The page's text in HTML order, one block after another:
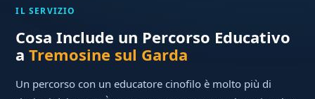
IL SERVIZIO
Cosa Include un Percorso Educativo
aTremosine sul Garda
Un percorso con un educatore cinofilo è molto più di